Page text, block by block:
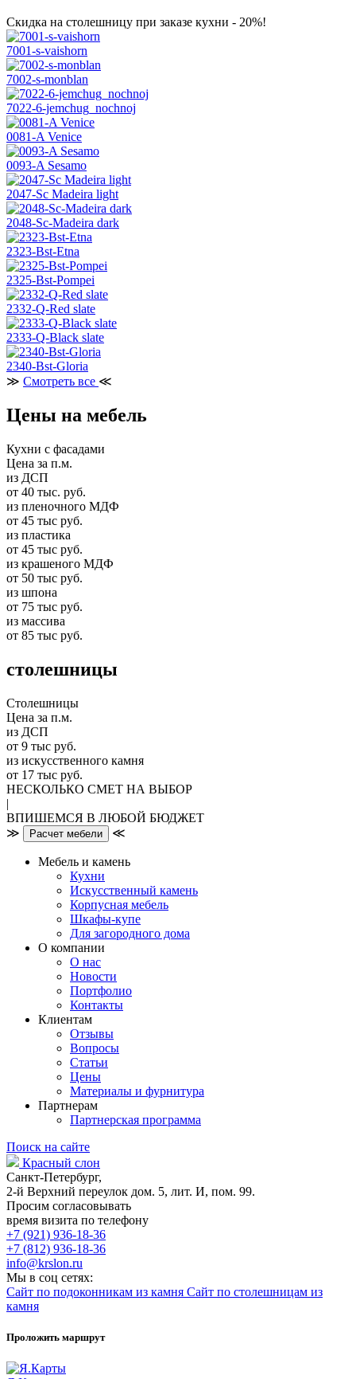
Скидка на столешницу при заказе кухни - 20%!
7001-s-vaishorn
7002-s-monblan
7022-6-jemchug_nochnoj
0081-A Venice
0093-A Sesamo
2047-Sc Madeira light
2048-Sc-Madeira dark
2323-Bst-Etna
2325-Bst-Pompei
2332-Q-Red slate
2333-Q-Black slate
2340-Bst-Gloria
≫ Смотреть все ≪
Цены на мебель
Кухни с фасадами
Цена за п.м.
из ДСП
от 40 тыс. руб.
из пленочного МДФ
от 45 тыс руб.
из пластика
от 45 тыс руб.
из крашеного МДФ
от 50 тыс руб.
из шпона
от 75 тыс руб.
из массива
от 85 тыс руб.
столешницы
Столешницы
Цена за п.м.
из ДСП
от 9 тыс руб.
из искусственного камня
от 17 тыс руб.
НЕСКОЛЬКО СМЕТ НА ВЫБОР
|
ВПИШЕМСЯ В ЛЮБОЙ БЮДЖЕТ
≫
Расчет мебели ≪
Мебель и камень
Кухни
Искусственный камень
Корпусная мебель
Шкафы-купе
Для загородного дома
О компании
О нас
Новости
Портфолио
Контакты
Клиентам
Отзывы
Вопросы
Статьи
Цены
Материалы и фурнитура
Партнерам
Партнерская программа
Поиск на сайте
Красный слон
Санкт-Петербург,
2-й Верхний переулок дом. 5, лит. И, пом. 99.
Просим согласовывать
время визита по телефону
+7 (921) 936-18-36
+7 (812) 936-18-36
info@krslon.ru
Мы в соц сетях:
Сайт по подоконникам из камня Сайт по столешницам из
камня
Проложить маршрут